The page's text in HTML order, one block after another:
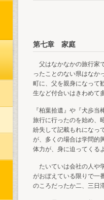
第七章 家庭
父はなかなかの旅行家
ったことのない県はなか
町に、父を親身になって
生など付合いはきわめて
『柏葉拾遺』や『犬歩
旅行に行ったのを始め、
紛失して記載もれになっ
が、多くの場合は学問的
体力が、身に迫ってくる
たいていは会社の人や
がおぼえている限りで一
のころだったか二、三日